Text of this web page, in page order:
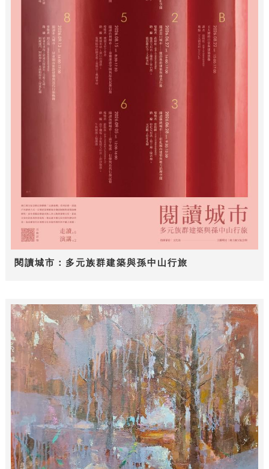
閱讀城市：多元族群建築與孫中山行旅